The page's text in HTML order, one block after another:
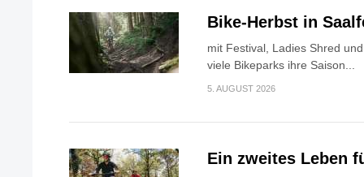
Bike-Herbst in
mit Festival, Ladies Shred
viele Bikeparks ihre Saison...
5. AUGUST 2026
Ein zweites Leben